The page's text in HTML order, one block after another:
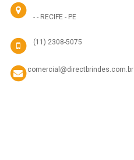
- - RECIFE - PE
(11) 2308-5075
comercial@directbrindes.com.br